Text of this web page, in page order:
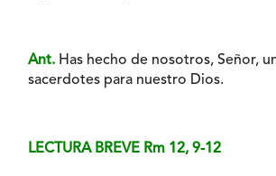
Ant. Has hecho de nosotros, Señor,
sacerdotes para nuestro Dios.
LECTURA BREVE Rm 12, 9-12